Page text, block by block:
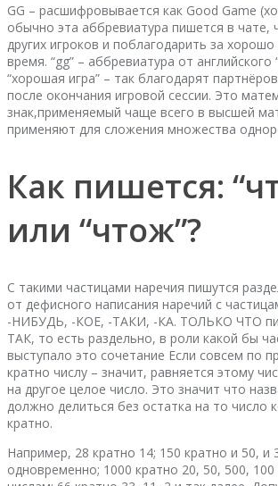
GG – расшифровывается как Good Game
обычно эта аббревиатура пишется в чате,
других игроков и поблагодарить за
время. “gg” – аббревиатура от английского
“хорошая игра” – так благодарят
после окончания игровой сессии. Это
знак,применяемый чаще всего в высшей
применяют для сложения множества
Как пишется:
или “чтож”?
С такими частицами наречия пишутся
от дефисного написания наречий с
-НИБУДЬ, -КОЕ, -ТАКИ, -КА. ТОЛЬКО ЧТО
ТАК, то есть раздельно, в роли какой бы
выступало это сочетание Если совсем по
кратно числу – значит, равняется этому
на другое целое число. Это значит что
должно делиться без остатка на то число
кратно.
Например, 28 кратно 14; 150 кратно и 50, и
одновременно; 1000 кратно 20, 50, 500,